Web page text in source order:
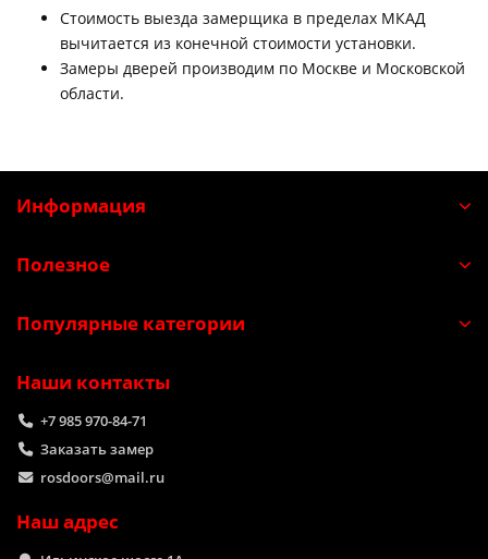
Стоимость выезда замерщика в пределах МКАД
вычитается из конечной стоимости установки.
Замеры дверей производим по Москве и Московской
области.
Информация
Полезное
Популярные категории
Наши контакты
+7 985 970-84-71
Заказать замер
rosdoors@mail.ru
Наш адрес